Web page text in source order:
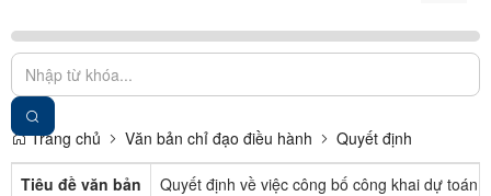
Trang chủ Văn bản chỉ đạo điều hành Quyết định
Tiêu đề văn bản
Quyết định về việc công bố công khai dự toán